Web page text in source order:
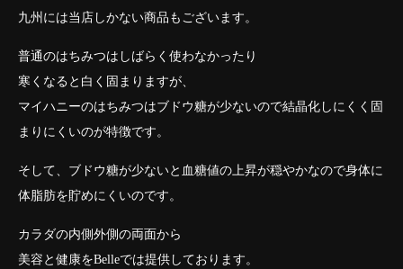
九州には当店しかない商品もございます。
普通のはちみつはしばらく使わなかったり
寒くなると白く固まりますが、
マイハニーのはちみつはブドウ糖が少ないので結晶化しにくく固
まりにくいのが特徴です。
そして、ブドウ糖が少ないと血糖値の上昇が穏やかなので身体に
体脂肪を貯めにくいのです。
カラダの内側外側の両面から
美容と健康をBelleでは提供しております。